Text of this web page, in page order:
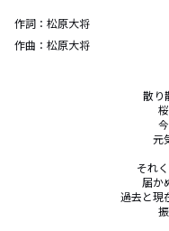
作詞： 松原大将
作曲： 松原大将
散り
元
それ
届か
過去と現